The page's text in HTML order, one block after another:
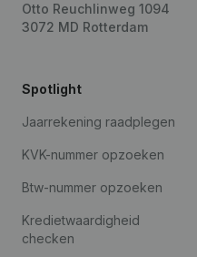
Otto Reuchlinweg 1094
3072 MD Rotterdam
Spotlight
Jaarrekening raadplegen
KVK-nummer opzoeken
Btw-nummer opzoeken
Kredietwaardigheid
checken